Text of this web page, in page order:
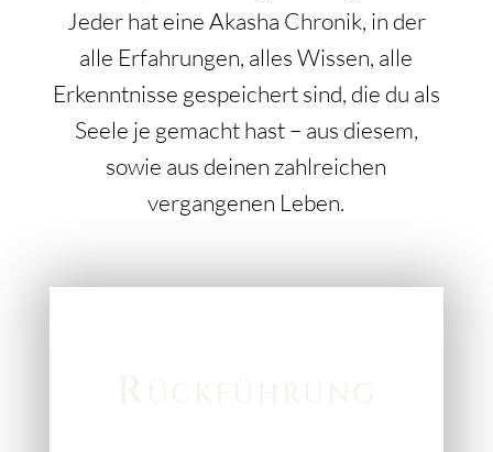
Jeder hat eine Akasha Chronik, in der
alle Erfahrungen, alles Wissen, alle
Erkenntnisse gespeichert sind, die du als
Seele je gemacht hast – aus diesem,
sowie aus deinen zahlreichen
vergangenen Leben.